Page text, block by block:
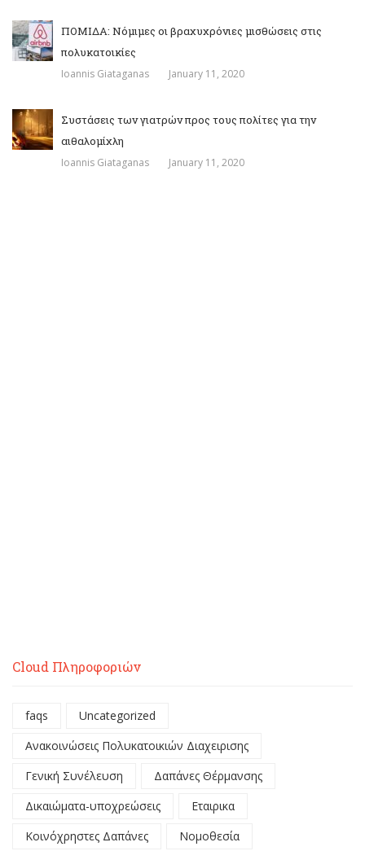
ΠΟΜΙΔΑ: Νόμιμες οι βραχυχρόνιες μισθώσεις στις
πολυκατοικίες
Ioannis Giataganas January 11, 2020
Συστάσεις των γιατρών προς τους πολίτες για την
αιθαλομίχλη
Ioannis Giataganas January 11, 2020
Cloud Πληροφοριών
faqs
Uncategorized
Ανακοινώσεις Πολυκατοικιών Διαχειρισης
Γενική Συνέλευση
Δαπάνες Θέρμανσης
Δικαιώματα-υποχρεώσεις
Εταιρικα
Κοινόχρηστες Δαπάνες
Νομοθεσία